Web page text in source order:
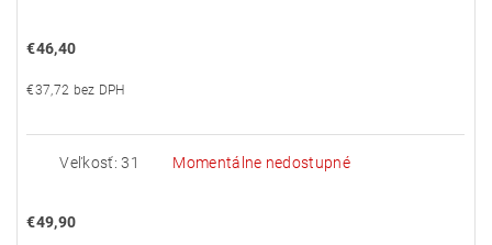
€46,40
€37,72 bez DPH
Veľkosť: 31 Momentálne nedostupné
€49,90